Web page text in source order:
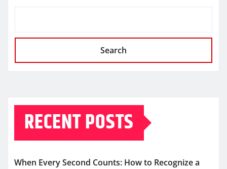
Search
RECENT POSTS
When Every Second Counts: How to Recognize a